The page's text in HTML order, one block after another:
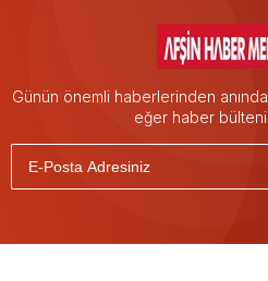
Günün önemli haberlerinden
eğer haber